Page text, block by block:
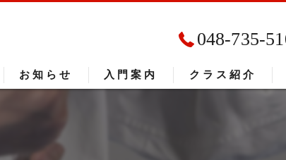
048-735-
お知らせ 入門案内 クラス紹介